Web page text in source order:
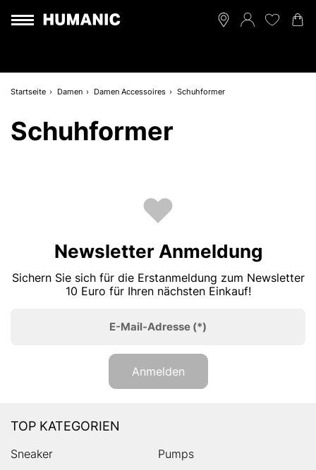
Startseite Damen Damen Accessoires Schuhformer
Schuhformer
Newsletter Anmeldung
Sichern Sie sich für die Erstanmeldung zum Newsletter
10 Euro für Ihren nächsten Einkauf!
E-Mail-Adresse (*)
Anmelden
TOP KATEGORIEN
Sneaker
Pumps